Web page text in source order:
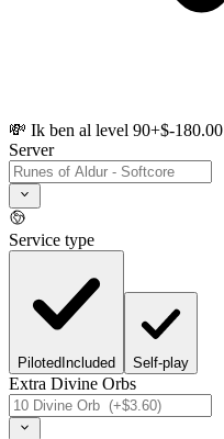
💸 Ik ben al level 90+$-180.00
Server
Service type
PilotedIncluded Self-play
Extra Divine Orbs